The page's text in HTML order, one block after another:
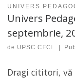
UNIVERS
Univers
septembrie,
de UPSC CFCL
Dragi cititori,